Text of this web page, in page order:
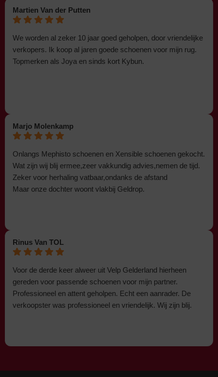
Martien Van der Putten
We worden al zeker 10 jaar goed geholpen, door vriendelijke
verkopers. Ik koop al jaren goede schoenen voor mijn rug.
Topmerken als Joya en sinds kort Kybun.
Marjo Molenkamp
Onlangs Mephisto schoenen en Xensible schoenen gekocht.
Wat zijn wij blij ermee,zeer vakkundig advies,nemen de tijd.
Zeker voor herhaling vatbaar,ondanks de afstand
Maar onze dochter woont vlakbij Geldrop.
Rinus Van TOL
Voor de derde keer alweer uit Velp Gelderland hierheen
gereden voor passende schoenen voor mijn partner.
Professioneel en attent geholpen. Echt een aanrader. De
verkoopster was professioneel en vriendelijk. Wij zijn blij.